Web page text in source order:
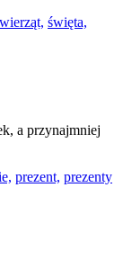
święta,
a przynajmniej
prezent, prezenty